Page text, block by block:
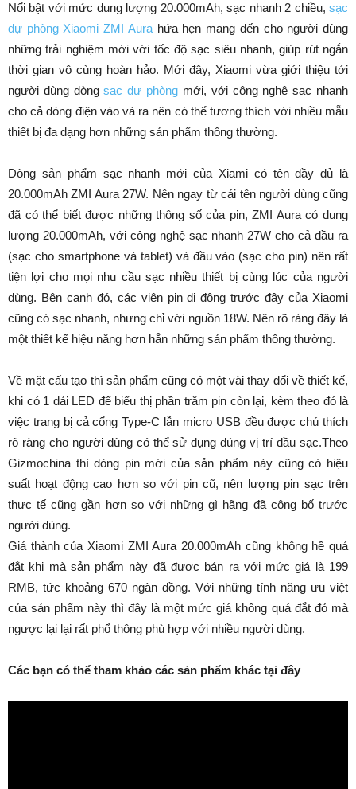
Nổi bật với mức dung lượng 20.000mAh, sạc nhanh 2 chiều, sạc
dự phòng Xiaomi ZMI Aurahứa hẹn mang đến cho người dùng
những trải nghiệm mới với tốc độ sạc siêu nhanh, giúp rút ngắn
thời gian vô cùng hoàn hảo. Mới đây, Xiaomi vừa giới thiệu tới
người dùng dòngsạc dự phòng mới, với công nghệ sạc nhanh
cho cả dòng điện vào và ra nên có thể tương thích với nhiều mẫu
thiết bị đa dạng hơn những sản phẩm thông thường.
Dòng sản phẩm sạc nhanh mới của Xiami có tên đầy đủ là
20.000mAh ZMI Aura 27W. Nên ngay từ cái tên người dùng cũng
đã có thể biết được những thông số của pin, ZMI Aura có dung
lượng 20.000mAh, với công nghệ sạc nhanh 27W cho cả đầu ra
(sạc cho smartphone và tablet) và đầu vào (sạc cho pin) nên rất
tiện lợi cho mọi nhu cầu sạc nhiều thiết bị cùng lúc của người
dùng. Bên cạnh đó, các viên pin di động trước đây của Xiaomi
cũng có sạc nhanh, nhưng chỉ với nguồn 18W. Nên rõ ràng đây là
một thiết kế hiệu năng hơn hẳn những sản phẩm thông thường.
Về mặt cấu tạo thì sản phẩm cũng có một vài thay đổi về thiết kế,
khi có 1 dải LED để biểu thị phần trăm pin còn lại, kèm theo đó là
việc trang bị cả cổng Type-C lẫn micro USB đều được chú thích
rõ ràng cho người dùng có thể sử dụng đúng vị trí đầu sạc.Theo
Gizmochina thì dòng pin mới của sản phẩm này cũng có hiệu
suất hoạt động cao hơn so với pin cũ, nên lượng pin sạc trên
thực tế cũng gần hơn so với những gì hãng đã công bố trước
người dùng.
Giá thành của Xiaomi ZMI Aura 20.000mAh cũng không hề quá
đắt khi mà sản phẩm này đã được bán ra với mức giá là 199
RMB, tức khoảng 670 ngàn đồng. Với những tính năng ưu việt
của sản phẩm này thì đây là một mức giá không quá đắt đỏ mà
ngược lại lại rất phổ thông phù hợp với nhiều người dùng.
Các bạn có thể tham khảo các sản phẩm khác tại đây